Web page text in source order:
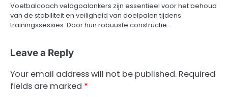
Voetbalcoach veldgoalankers zijn essentieel voor het behoud
van de stabiliteit en veiligheid van doelpalen tijdens
trainingssessies. Door hun robuuste constructie…
Leave a Reply
Your email address will not be published. Required
fields are marked *